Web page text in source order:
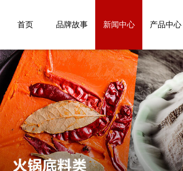
首页 品牌故事 新闻中心 产品中心